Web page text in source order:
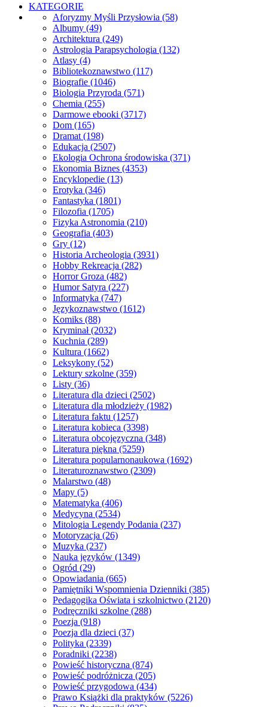
KATEGORIE
Aforyzmy Myśli Przysłowia (58)
Albumy (49)
Architektura (249)
Astrologia Parapsychologia (132)
Atlasy (4)
Bibliotekoznawstwo (117)
Biografie (1046)
Biologia Przyroda (571)
Chemia (255)
Darmowe ebooki (3717)
Dom (165)
Dramat (198)
Edukacja (2507)
Ekologia Ochrona środowiska (371)
Ekonomia Biznes (4353)
Encyklopedie (13)
Erotyka (346)
Fantastyka (1801)
Filozofia (1705)
Fizyka Astronomia (210)
Geografia (403)
Gry (12)
Historia Archeologia (3931)
Hobby Rekreacja (282)
Horror Groza (482)
Humor Satyra (227)
Informatyka (747)
Językoznawstwo (1612)
Komiks (88)
Kryminał(2032)
Kuchnia (289)
Kultura (1662)
Leksykony (52)
Lektury szkolne (359)
Listy (36)
Literatura dla dzieci (2502)
Literatura dla młodzieży (1982)
Literatura faktu (1257)
Literatura kobieca (3398)
Literatura obcojęzyczna (348)
Literatura piękna (5259)
Literatura popularnonaukowa (1692)
Literaturoznawstwo (2309)
Malarstwo (48)
Mapy (5)
Matematyka (406)
Medycyna (2534)
Mitologia Legendy Podania (237)
Motoryzacja (26)
Muzyka (237)
Nauka języków (1349)
Ogród (29)
Opowiadania (665)
Pamiętniki Wspomnienia Dzienniki (385)
Pedagogika Oświata i szkolnictwo (2120)
Podręczniki szkolne (288)
Poezja (918)
Poezja dla dzieci (37)
Polityka (2339)
Poradniki (2238)
Powieść historyczna (874)
Powieść podróżnicza (205)
Powieść przygodowa (434)
Prawo Książki dla praktyków (5226)